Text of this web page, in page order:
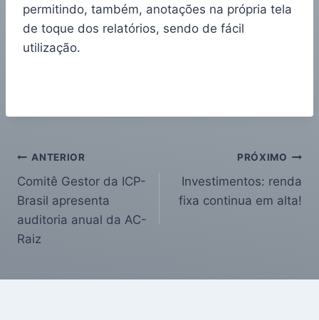
permitindo, também, anotações na própria tela
de toque dos relatórios, sendo de fácil
utilização.
ANTERIOR
Comitê Gestor da ICP-
Brasil apresenta
auditoria anual da AC-
Raiz
PRÓXIMO
Investimentos: renda
fixa continua em alta!